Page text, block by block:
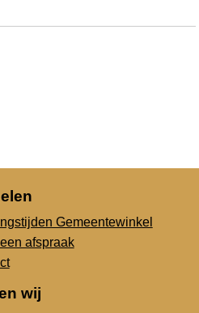
Gemeentewinkel
afspraak
wij